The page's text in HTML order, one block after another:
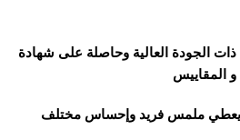
أفياش و مفاتيح ليدو LEDO ذات الجودة العالية وحاصلة على شهادة
و المقاييس
يعطي ملمس فريد وإحساس مختلف